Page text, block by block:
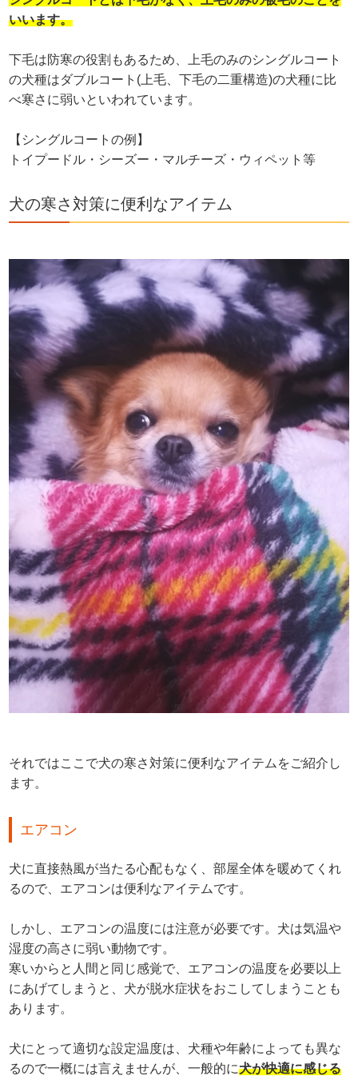
いいます。
下毛は防寒の役割もあるため、上毛のみのシングルコート
の犬種はダブルコート(上毛、下毛の二重構造)の犬種に比
べ寒さに弱いといわれています。
【シングルコートの例】
トイプードル・シーズー・マルチーズ・ウィペット等
犬の寒さ対策に便利なアイテム
それではここで犬の寒さ対策に便利なアイテムをご紹介し
ます。
エアコン
犬に直接熱風が当たる心配もなく、部屋全体を暖めてくれ
るので、エアコンは便利なアイテムです。
しかし、エアコンの温度には注意が必要です。犬は気温や
湿度の高さに弱い動物です。
寒いからと人間と同じ感覚で、エアコンの温度を必要以上
にあげてしまうと、犬が脱水症状をおこしてしまうことも
あります。
犬にとって適切な設定温度は、犬種や年齢によっても異な
るので一概には言えませんが、一般的に犬が快適に感じる